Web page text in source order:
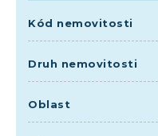
Kód nemovitosti
Druh nemovitosti
Oblast